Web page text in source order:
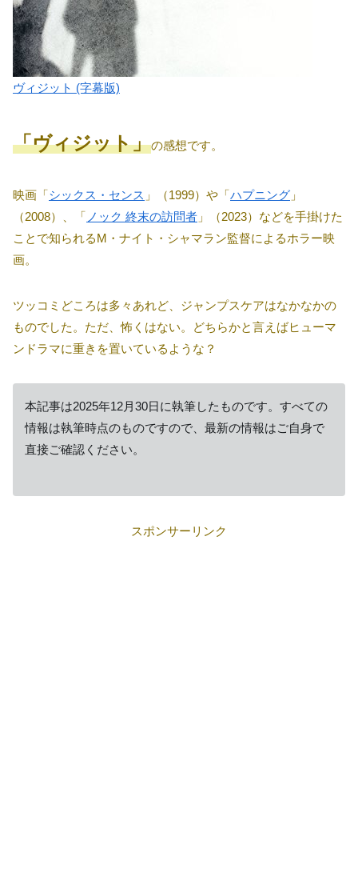
ヴィジット (字幕版)
「ヴィジット」の感想です。
映画「シックス・センス 」（1999）や「ハプニング 」
（2008）、「 ノック 終末の訪問者 」（2023）などを手掛けた
ことで知られるM・ナイト・シャマラン監督によるホラー映
画。
ツッコミどころは多々あれど、ジャンプスケアはなかなかの
ものでした。ただ、怖くはない。どちらかと言えばヒューマ
ンドラマに重きを置いているような？
本記事は2025年12月30日に執筆したものです。すべての
情報は執筆時点のものですので、最新の情報はご自身で
直接ご確認ください。
スポンサーリンク